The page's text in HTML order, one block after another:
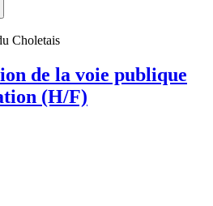
Choletais
de la voie publique
(H/F)